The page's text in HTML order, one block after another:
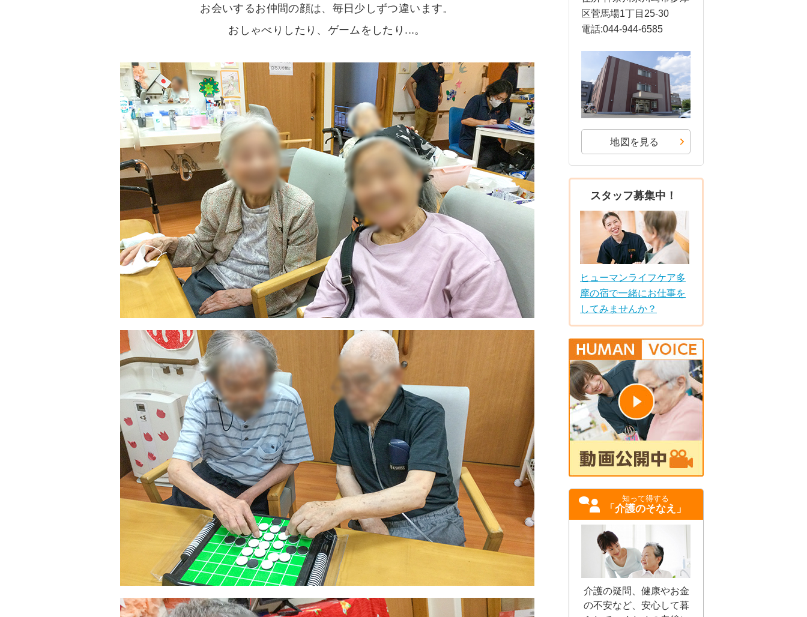
お会いするお仲間の顔は、毎日少しずつ違います。
おしゃべりしたり、ゲームをしたり...。
区菅馬場1丁目25-30
電話:044-944-6585
地図を見る
スタッフ募集中！
ヒューマンライフケア多
摩の宿で一緒にお仕事を
してみませんか？
知って得する
「介護のそなえ」
介護の疑問、健康やお金
の不安など、安心して暮